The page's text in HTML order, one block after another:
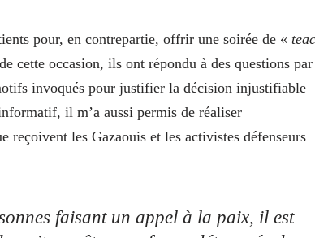
pour, en contrepartie, offrir une soirée de «
cette occasion, ils ont répondu à des questions par
invoqués pour justifier la décision injustifiable
il m’a aussi permis de réaliser
reçoivent les Gazaouis et les activistes défenseurs
faisant un appel à la paix, il est